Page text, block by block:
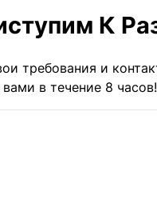
К
требования и
в течение 8 часов!